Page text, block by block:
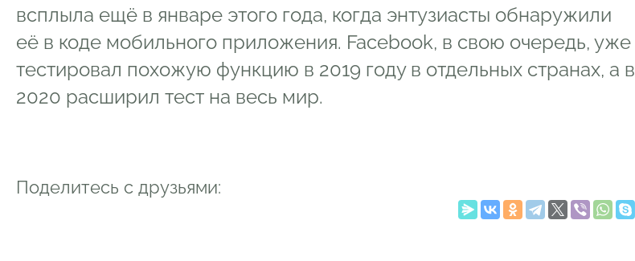
всплыла ещё в январе этого года, когда энтузиасты обнаружили
её в коде мобильного приложения. Facebook, в свою очередь, уже
тестировал похожую функцию в 2019 году в отдельных странах, а в
2020 расширил тест на весь мир.
Поделитесь с друзьями: